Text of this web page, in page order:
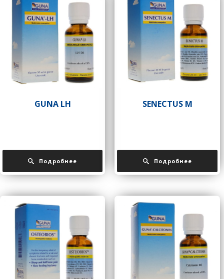
GUNA LH
Подробнее
SENECTUS М
Подробнее